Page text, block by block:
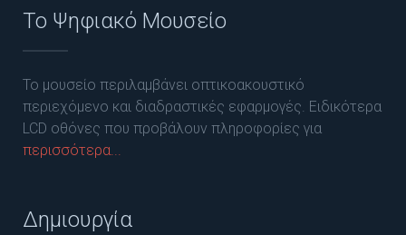
Το Ψηφιακό Μουσείο
Το μουσείο περιλαμβάνει οπτικοακουστικό
περιεχόμενο και διαδραστικές εφαρμογές. Ειδικότερα
LCD οθόνες που προβάλουν πληροφορίες για
περισσότερα...
Δημιουργία